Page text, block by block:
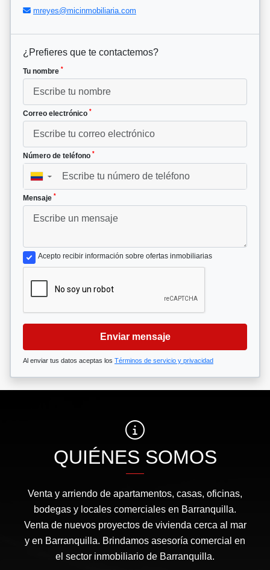
mreyes@micinmobiliaria.com
¿Prefieres que te contactemos?
Tu nombre *
Correo electrónico *
Número de teléfono *
▼
Mensaje *
Acepto recibir información sobre ofertas inmobiliarias
Enviar mensaje
Al enviar tus datos aceptas los Términos de servicio y privacidad
QUIÉNES SOMOS
Venta y arriendo de apartamentos, casas, oficinas,
bodegas y locales comerciales en Barranquilla.
Venta de nuevos proyectos de vivienda cerca al mar
y en Barranquilla. Brindamos asesoría comercial en
el sector inmobiliario de Barranquilla.